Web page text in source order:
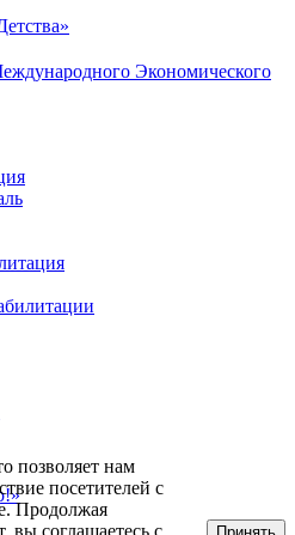
Экономического
позволяет нам
посетителей с
Продолжая
вы соглашаетесь с
Принять